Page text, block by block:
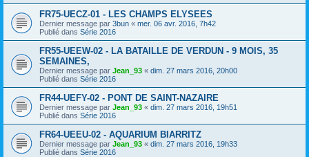
FR75-UECZ-01 - LES CHAMPS ELYSEES
Dernier message par 3bun « mer. 06 avr. 2016, 7h42
Publié dans Série 2016
FR55-UEEW-02 - LA BATAILLE DE VERDUN - 9 MOIS, 35
SEMAINES,
Dernier message par Jean_93 « dim. 27 mars 2016, 20h00
Publié dans Série 2016
FR44-UEFY-02 - PONT DE SAINT-NAZAIRE
Dernier message par Jean_93 « dim. 27 mars 2016, 19h51
Publié dans Série 2016
FR64-UEEU-02 - AQUARIUM BIARRITZ
Dernier message par Jean_93 « dim. 27 mars 2016, 19h33
Publié dans Série 2016